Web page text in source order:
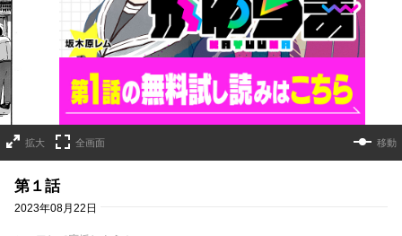
拡大 全画面 移動
第１話
2023年08月22日